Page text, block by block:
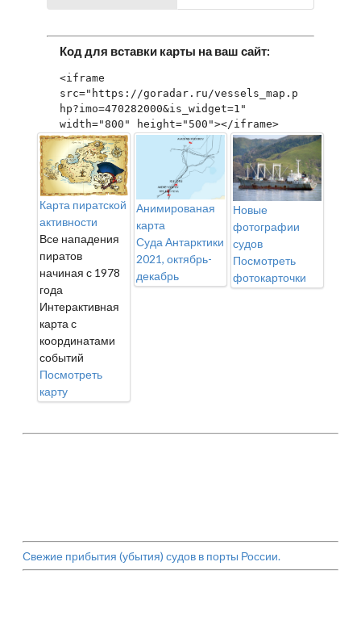
Код для вставки карты на ваш сайт:
<iframe
src="https://goradar.ru/vessels_map.p
hp?imo=470282000&is_widget=1"
width="800" height="500"></iframe>
Карта пиратской
активности
Все нападения
пиратов
начиная с 1978
года
Интерактивная
карта с
координатами
событий
Посмотреть
карту
Анимированая
карта
Суда Антарктики
2021, октябрь-
декабрь
Новые
фотографии
судов
Посмотреть
фотокарточки
Свежие прибытия (убытия) судов в порты России.